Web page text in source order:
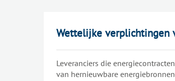
Wettelijke verplichtingen
Leveranciers die
van hernieuwbare